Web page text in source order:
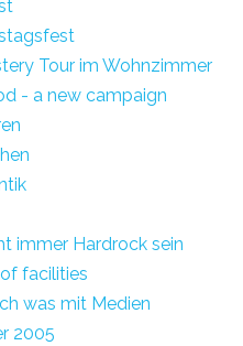
Tour im Wohnzimmer
- a new campaign
immer Hardrock sein
facilities
was mit Medien
2005